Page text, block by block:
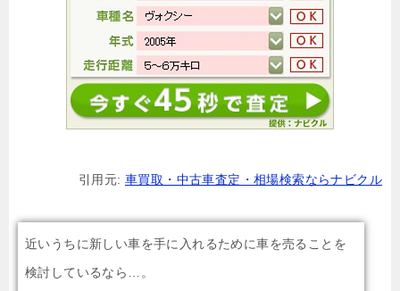
引用元: 車買取・中古車査定・相場検索ならナビクル
近いうちに新しい車を手に入れるために車を売ることを
検討しているなら…。